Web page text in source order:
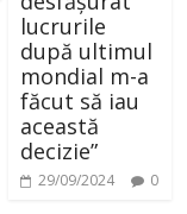
lucrurile
după ultimul
mondial m-a
făcut să iau
această
decizie”
29/09/2024 0